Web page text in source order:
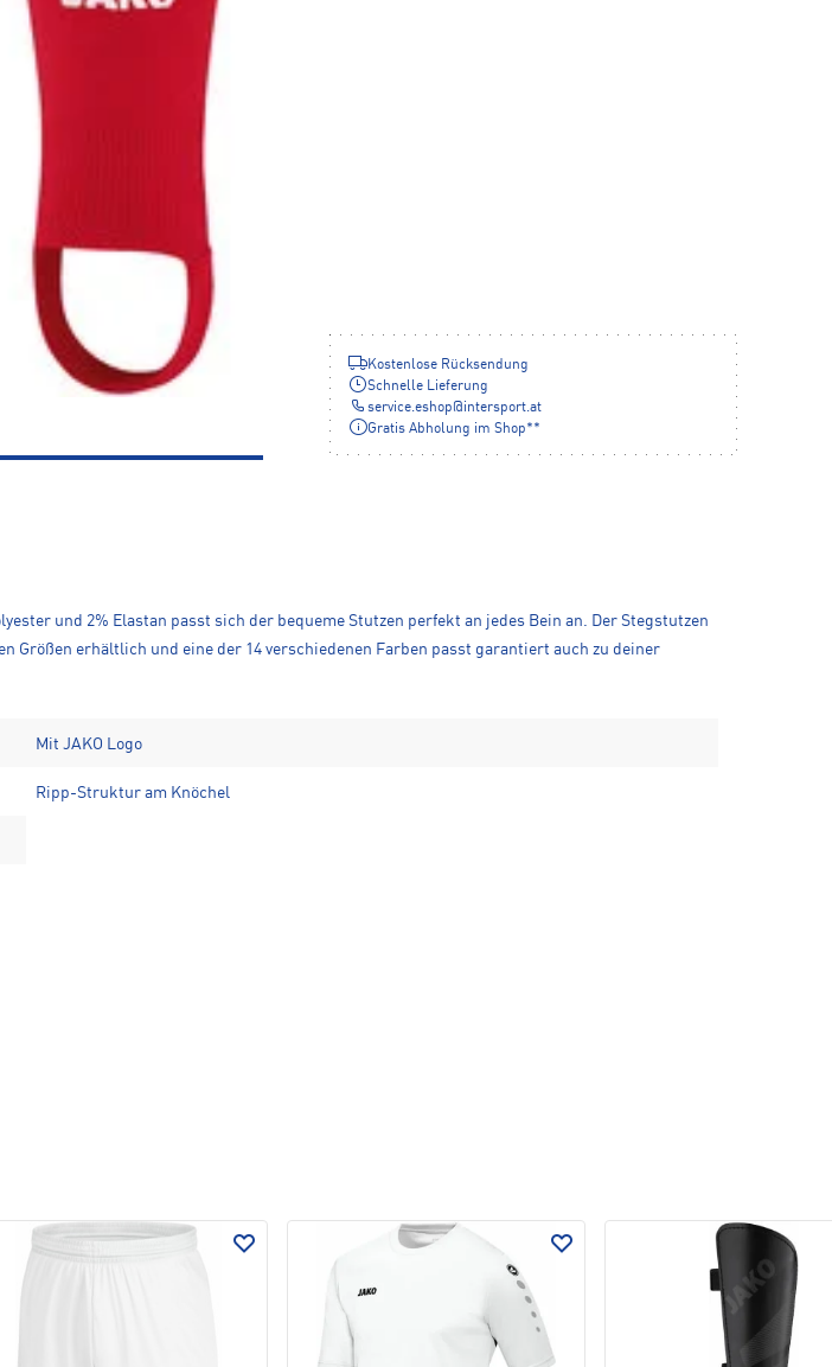
Kostenlose Rücksendung
Schnelle Lieferung
service.eshop@intersport.at
Gratis Abholung im Shop**
und 2% Elastan passt sich der bequeme Stutzen perfekt an jedes Bein an. Der Stegstutzen
Größen erhältlich und eine der 14 verschiedenen Farben passt garantiert auch zu deiner
Mit JAKO Logo
Ripp-Struktur am Knöchel